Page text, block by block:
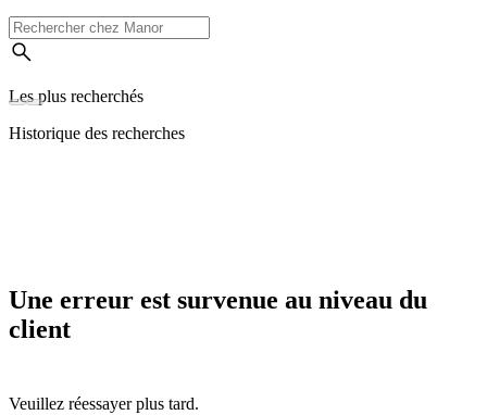
Les plus recherchés
Historique des recherches
Une erreur est survenue au niveau du
client
Veuillez réessayer plus tard.